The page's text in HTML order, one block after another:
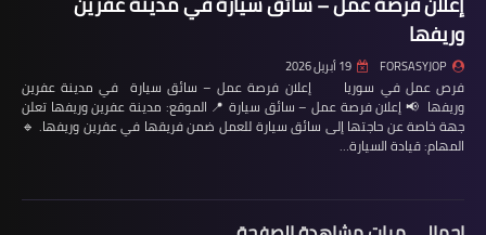
وريفها
FORSASYJOP 19 أبريل 2026
فرص عمل في سوريا إعلان فرصة عمل – سائق سيارة في مدينة عفرين
وريفها 📢 إعلان فرصة عمل – سائق سيارة 📍 الموقع: مدينة عفرين وريفها تعلن
جهة خاصة عن حاجتها إلى سائق سيارة للعمل ضمن فريقها في عفرين وريفها. 🔹
المهام: قيادة السيارة…